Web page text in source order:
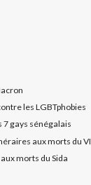
les LGBTphobies
7 gays sénégalais
aux morts du VI
morts du Sida